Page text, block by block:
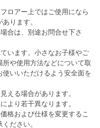
ロアー上ではご使用になら
ります。
合は、別途お問合せ下さ
います。小さなお子様やご
や使用方法などについて取
いいただけるよう安全面を
える場合があります。
より若干異なります。
格および仕様を変更するこ
ださい。